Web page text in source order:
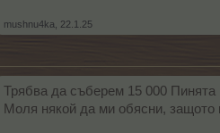
mushnu4ka 22.1.25
Трябва да съберем 15 000
Моля някой да ми обясни,